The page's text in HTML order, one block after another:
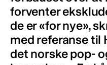
forventer
de er «for nye»,
med referanse til
det norske pop-